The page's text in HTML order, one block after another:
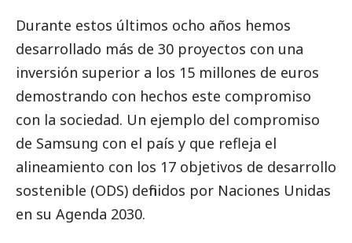
Durante estos últimos ocho años hemos
desarrollado más de 30 proyectos con una
inversión superior a los 15 millones de euros
demostrando con hechos este compromiso
con la sociedad. Un ejemplo del compromiso
de Samsung con el país y que refleja el
alineamiento con los 17 objetivos de desarrollo
sostenible (ODS) definidos por Naciones Unidas
en su Agenda 2030.